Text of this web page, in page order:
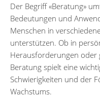
Der Begriff «Beratung»
Bedeutungen und
Menschen in
unterstützen. Ob in
Herausforderungen oder
Beratung spielt eine
Schwierigkeiten und der
Wachstums.